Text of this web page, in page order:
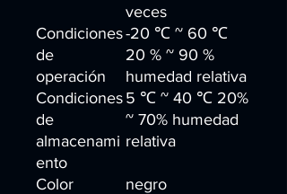
veces
Condiciones
de
operación
-20 ℃ ~ 60 ℃
20 % ~ 90 %
humedad relativa
Condiciones
de
almacenami
ento
5 ℃ ~ 40 ℃ 20%
~ 70% humedad
relativa
Color
negro